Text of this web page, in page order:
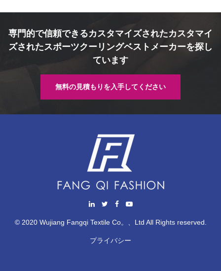
専門的で信頼できるカスタマイズされたカスタマイ
ズされたスポーツクーリングベストメーカーを探し
ています
無料の見積もりを入手してください
© 2020 Wujiang Fangqi Textile Co。、Ltd All Rights reserved.
プライバシー